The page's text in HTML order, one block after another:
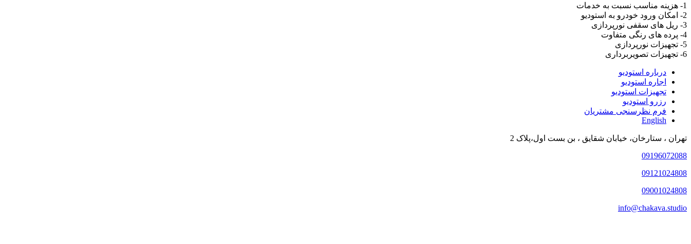
1- هزینه مناسب نسبت به خدمات
2- امکان ورود خودرو به استودیو
3- ریل های سقفی نورپردازی
4- پرده های رنگی متفاوت
5- تجهیزات نورپردازی
6- تجهیزات تصویربرداری
درباره استودیو
اجاره استودیو
تجهیزات استودیو
رزرو استودیو
فرم نظرسنجی مشتریان
English
تهران ، ستارخان، خیابان شقایق ، بن بست اول،پلاک 2
09196072088
09121024808
09001024808
info@chakava.studio